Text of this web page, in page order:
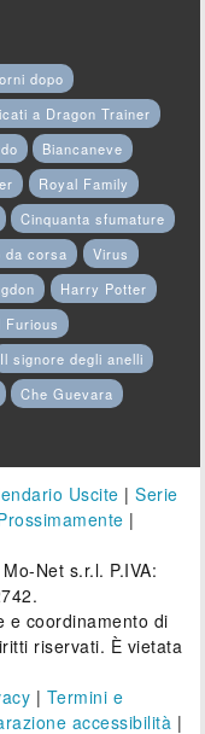
dopo
a Dragon Trainer
Biancaneve
Royal Family
Cinquanta sfumature
da corsa
Virus
Harry Potter
Furious
Il signore degli anelli
Che Guevara
Uscite |Serie
|
Net s.r.l. P.IVA:
e coordinamento di
riservati. È vietata
| Termini e
accessibilità |